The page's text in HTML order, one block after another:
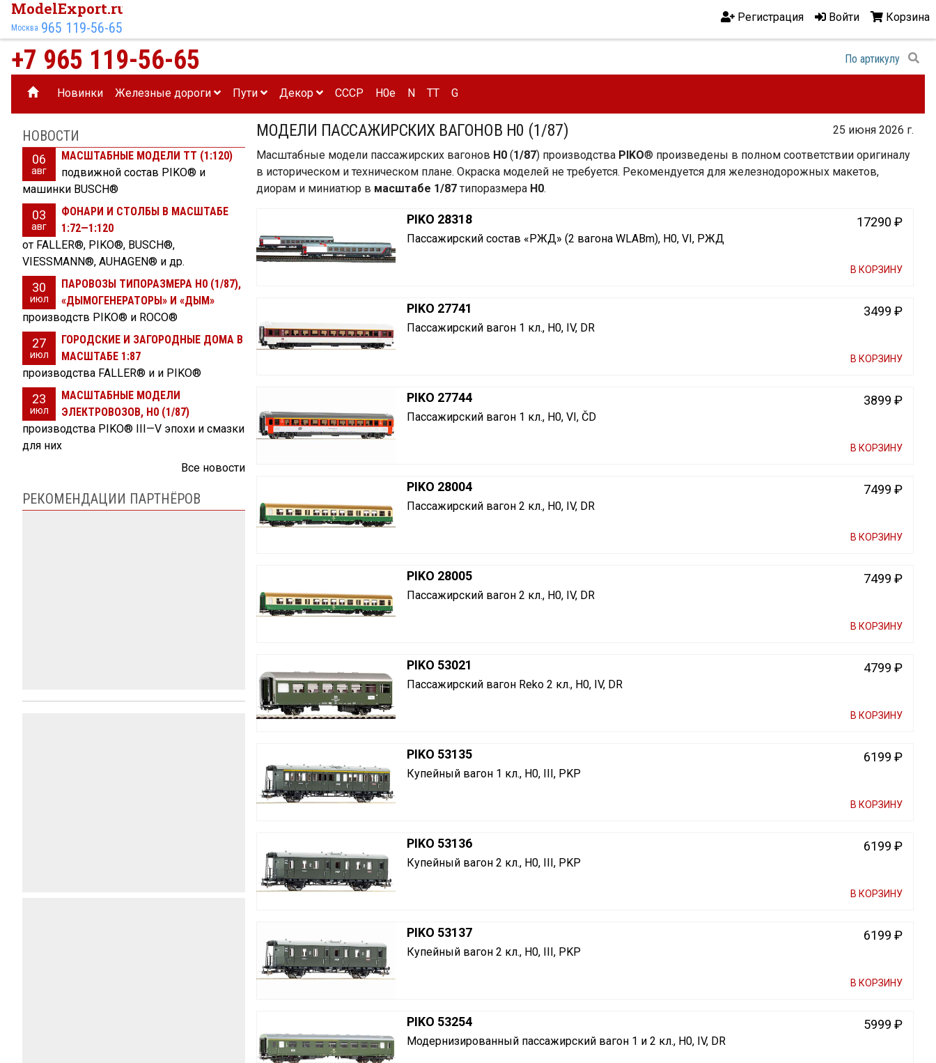
ModelExport.ru
Москва 965 119-56-65
Регистрация Войти Корзина
+7 965 119-56-65
Новинки Железные дороги Пути Декор CCCP H0e N TT G
НОВОСТИ
06
авг
МАСШТАБНЫЕ МОДЕЛИ TT (1:120)
подвижной состав PIKO® и
машинки BUSCH®
03
авг
ФОНАРИ И СТОЛБЫ В МАСШТАБЕ
1:72—1:120
от FALLER®, PIKO®, BUSCH®,
VIESSMANN®, AUHAGEN® и др.
30
июл
ПАРОВОЗЫ ТИПОРАЗМЕРА H0 (1/87),
«ДЫМОГЕНЕРАТОРЫ» И «ДЫМ»
производств PIKO® и ROCO®
27
июл
ГОРОДСКИЕ И ЗАГОРОДНЫЕ ДОМА В
МАСШТАБЕ 1:87
производства FALLER® и и PIKO®
23
июл
МАСШТАБНЫЕ МОДЕЛИ
ЭЛЕКТРОВОЗОВ, H0 (1/87)
производства PIKO® III—V эпохи и смазки
для них
Все новости
РЕКОМЕНДАЦИИ ПАРТНЁРОВ
МОДЕЛИ ПАССАЖИРСКИХ ВАГОНОВ H0 (1/87)
25 июня 2026 г.
Масштабные модели пассажирских вагонов H0 (1/87) производства PIKO® произведены в полном соответствии оригиналу
в историческом и техническом плане. Окраска моделей не требуется. Рекомендуется для железнодорожных макетов,
диорам и миниатюр в масштабе 1/87 типоразмера H0.
PIKO 28318
Пассажирский состав «РЖД» (2 вагона WLABm), H0, VI, РЖД
17290 ₽
В КОРЗИНУ
PIKO 27741
Пассажирский вагон 1 кл., H0, IV, DR
3499 ₽
В КОРЗИНУ
PIKO 27744
Пассажирский вагон 1 кл., H0, VI, ČD
3899 ₽
В КОРЗИНУ
PIKO 28004
Пассажирский вагон 2 кл., H0, IV, DR
7499 ₽
В КОРЗИНУ
PIKO 28005
Пассажирский вагон 2 кл., H0, IV, DR
7499 ₽
В КОРЗИНУ
PIKO 53021
Пассажирский вагон Reko 2 кл., H0, IV, DR
4799 ₽
В КОРЗИНУ
PIKO 53135
Купейный вагон 1 кл., H0, III, PKP
6199 ₽
В КОРЗИНУ
PIKO 53136
Купейный вагон 2 кл., H0, III, PKP
6199 ₽
В КОРЗИНУ
PIKO 53137
Купейный вагон 2 кл., H0, III, PKP
6199 ₽
В КОРЗИНУ
PIKO 53254
Модернизированный пассажирский вагон 1 и 2 кл., H0, IV, DR
5999 ₽